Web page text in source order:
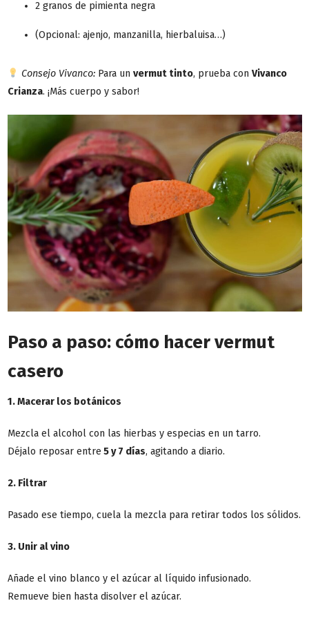
2 granos de pimienta negra
(Opcional: ajenjo, manzanilla, hierbaluisa…)
Consejo Vivanco: Para unvermut tinto, prueba conVivanco
Crianza. ¡Más cuerpo y sabor!
Paso a paso: cómo hacer vermut
casero
1. Macerar los botánicos
Mezcla el alcohol con las hierbas y especias en un tarro.
Déjalo reposar entre 5 y 7 días, agitando a diario.
2. Filtrar
Pasado ese tiempo, cuela la mezcla para retirar todos los sólidos.
3. Unir al vino
Añade el vino blanco y el azúcar al líquido infusionado.
Remueve bien hasta disolver el azúcar.